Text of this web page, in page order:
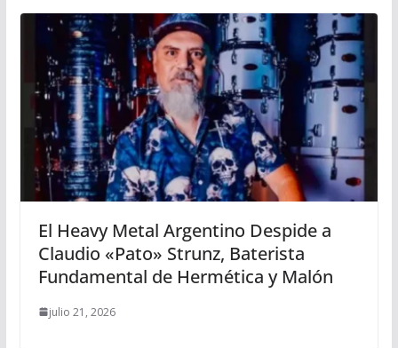
El Heavy Metal Argentino Despide a
Claudio «Pato» Strunz, Baterista
Fundamental de Hermética y Malón
julio 21, 2026